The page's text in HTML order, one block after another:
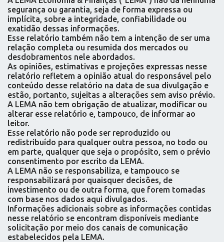
segurança ou garantia, seja de forma expressa ou
implícita, sobre a integridade, confiabilidade ou
exatidão dessas informações.
Esse relatório também não tem a intenção de ser uma
relação completa ou resumida dos mercados ou
desdobramentos nele abordados.
As opiniões, estimativas e projeções expressas nesse
relatório refletem a opinião atual do responsável pelo
conteúdo desse relatório na data de sua divulgação e
estão, portanto, sujeitas a alterações sem aviso prévio.
A LEMA não tem obrigação de atualizar, modificar ou
alterar esse relatório e, tampouco, de informar ao
leitor.
Esse relatório não pode ser reproduzido ou
redistribuído para qualquer outra pessoa, no todo ou
em parte, qualquer que seja o propósito, sem o prévio
consentimento por escrito da LEMA.
A LEMA não se responsabiliza, e tampouco se
responsabilizará por quaisquer decisões, de
investimento ou de outra forma, que forem tomadas
com base nos dados aqui divulgados.
Informações adicionais sobre as informações contidas
nesse relatório se encontram disponíveis mediante
solicitação por meio dos canais de comunicação
estabelecidos pela LEMA.